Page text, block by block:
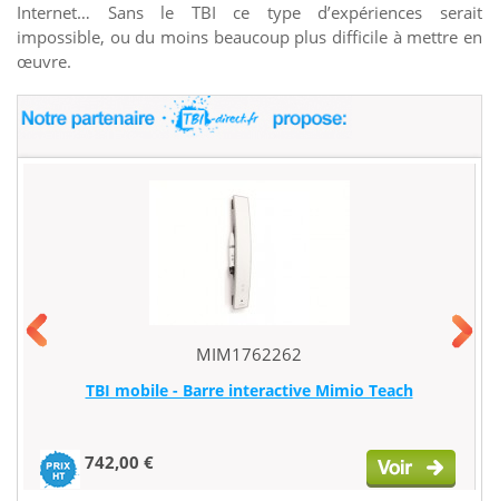
Internet… Sans le TBI ce type d’expériences serait
impossible, ou du moins beaucoup plus difficile à mettre en
œuvre.
MIM1762262
TBI mobile - Barre interactive Mimio Teach
742,00 €